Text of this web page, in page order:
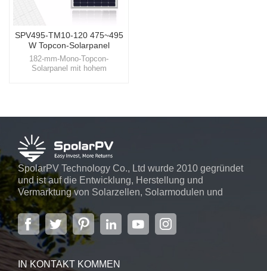
SPV495-TM10-120 475~495
W Topcon-Solarpanel
182-mm-Mono-Topcon-
Solarpanel mit hohem
Spitzentechnologie auf
trifft und Ihnen den Zugang zu
einer nachhaltigen und
energieeffizienten Zukunft
bietet.
SpolarPV Technology Co., Ltd wurde 2010 gegründet
und ist auf die Entwicklung, Herstellung und
Vermarktung von Solarzellen, Solarmodulen und
Solarstromsystemen spezialisiert. Das Unternehmen
mit Sitz in der Hauptstadt der Provinz Jiangsu,
Nanjing, erstreckt sich über 6.000 m² und verfügt über
fortschrittliche automatische ...
IN KONTAKT KOMMEN